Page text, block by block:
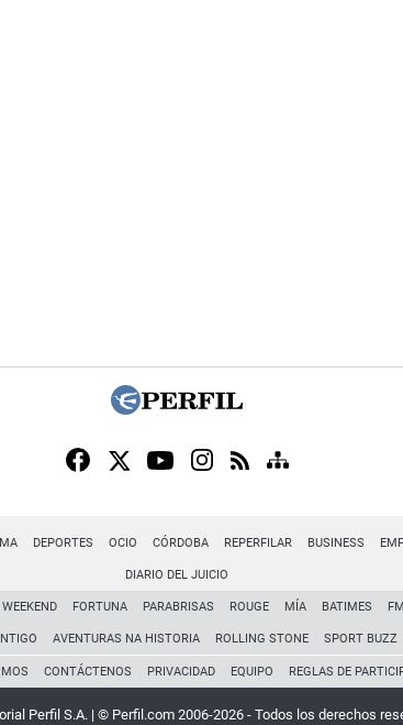
DEPORTES OCIO CÓRDOBA REPERFILAR BUSINESS
DIARIO DEL JUICIO
WEEKEND FORTUNA PARABRISAS ROUGE MÍA BATIMES
AVENTURAS NA HISTORIA ROLLING STONE SPORT BUZZ
CONTÁCTENOS PRIVACIDAD EQUIPO REGLAS DE
Perfil S.A.| © Perfil.com 2006-2026 - Todos los derechos